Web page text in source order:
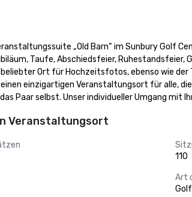
„Old Barn“ im Sunbury Golf
Taufe, Abschiedsfeier, Ruhestandsfeier,
Ort für Hochzeitsfotos, ebenso wie
einzigartigen Veranstaltungsort für alle,
Paar selbst. Unser individueller Umgang mit
Veranstaltungsort
110
Art